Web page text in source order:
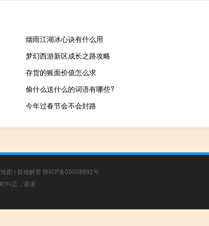
烟雨江湖冰心诀有什么用
梦幻西游新区成长之路攻略
存货的账面价值怎么求
偷什么送什么的词语有哪些?
今年过春节会不会封路
图 | 疑难解答 陕ICP备05008892号
纠正，谢谢